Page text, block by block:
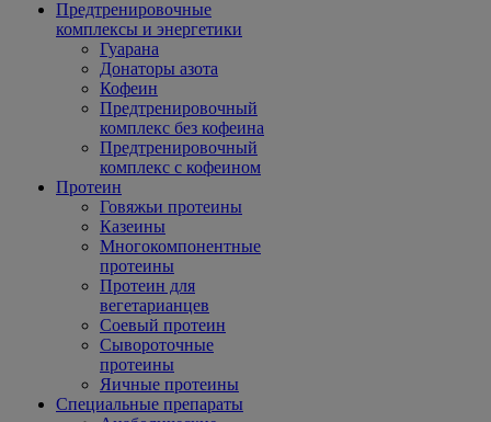
Предтренировочные
комплексы и энергетики
Гуарана
Донаторы азота
Кофеин
Предтренировочный
комплекс без кофеина
Предтренировочный
комплекс с кофеином
Протеин
Говяжьи протеины
Казеины
Многокомпонентные
протеины
Протеин для
вегетарианцев
Соевый протеин
Сывороточные
протеины
Яичные протеины
Специальные препараты